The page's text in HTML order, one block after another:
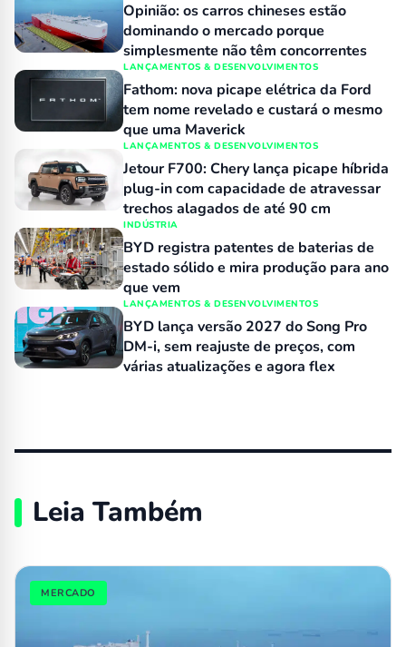
Opinião: os carros chineses estão
dominando o mercado porque
simplesmente não têm concorrentes
LANÇAMENTOS & DESENVOLVIMENTOS
Fathom: nova picape elétrica da Ford
tem nome revelado e custará o mesmo
que uma Maverick
LANÇAMENTOS & DESENVOLVIMENTOS
Jetour F700: Chery lança picape híbrida
plug-in com capacidade de atravessar
trechos alagados de até 90 cm
INDÚSTRIA
BYD registra patentes de baterias de
estado sólido e mira produção para ano
que vem
LANÇAMENTOS & DESENVOLVIMENTOS
BYD lança versão 2027 do Song Pro
DM-i, sem reajuste de preços, com
várias atualizações e agora flex
Leia Também
MERCADO